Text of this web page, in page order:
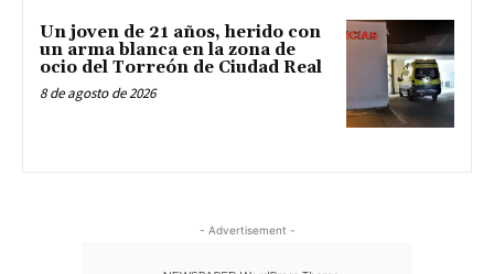
Un joven de 21 años, herido con
un arma blanca en la zona de
ocio del Torreón de Ciudad Real
8 de agosto de 2026
- Advertisement -